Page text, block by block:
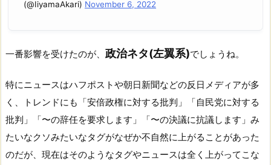
(@IiyamaAkari) November 6, 2022
一番影響を受けたのが、 政治ネタ(左翼系)でしょうね。
特にニュースはハフポストや朝日新聞などの反日メディアが多
く、トレンドにも「安倍政権に対する批判」「自民党に対する
批判」「〜の辞任を要求します」「〜の決議に抗議します」み
たいなクソみたいなタグがなぜか不自然に上がることがあった
のだが、現在はそのようなタグやニュースは全く上がってこな